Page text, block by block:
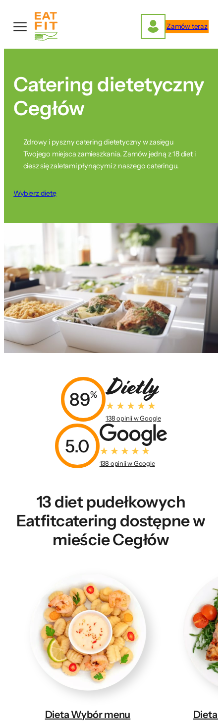
treści
Zamów teraz
Catering dietetyczny
Cegłów
Zdrowy i pyszny catering dietetyczny w zasięgu
Twojego miejsca zamieszkania. Zamów jedną z 18 diet i
ciesz się zaletami płynącymi z naszego cateringu.
Wybierz dietę
89%
138 opinii w Google
5.0
138 opinii w Google
13 diet pudełkowych
Eatfitcatering dostępne w
mieście Cegłów
Dieta Wybór menu Dieta